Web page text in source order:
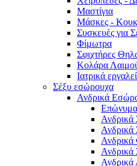
Μαστίγια
Μάσκες -
Συσκευές για
Φίμωτρα
Σφιχτήρες
Κολάρα
Ιατρικά
Σέξυ εσώρουχα
Ανδρικά
Ανδρικά
Ανδρικά
Ανδρικά